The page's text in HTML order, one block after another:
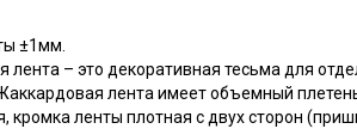
±1мм.
лента – это декоративная тесьма для
лента имеет объемный
кромка ленты плотная с двух сторон